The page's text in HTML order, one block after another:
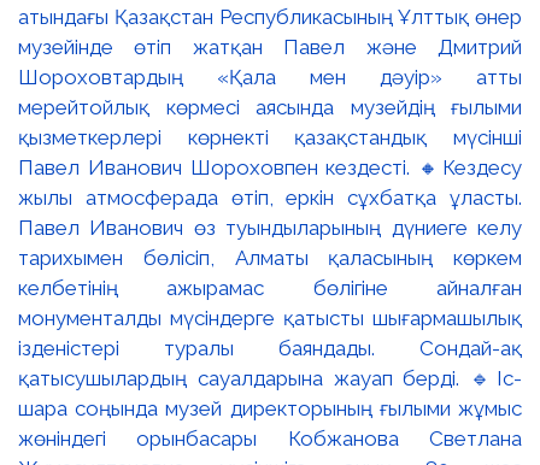
атындағы Қазақстан Республикасының Ұлттық өнер
музейінде өтіп жатқан Павел және Дмитрий
Шороховтардың «Қала мен дәуір» атты
мерейтойлық көрмесі аясында музейдің ғылыми
қызметкерлері көрнекті қазақстандық мүсінші
Павел Иванович Шороховпен кездесті. 🔸Кездесу
жылы атмосферада өтіп, еркін сұхбатқа ұласты.
Павел Иванович өз туындыларының дүниеге келу
тарихымен бөлісіп, Алматы қаласының көркем
келбетінің ажырамас бөлігіне айналған
монументалды мүсіндерге қатысты шығармашылық
ізденістері туралы баяндады. Сондай-ақ
қатысушылардың сауалдарына жауап берді. 🔹Іс-
шара соңында музей директорының ғылыми жұмыс
жөніндегі орынбасары Кобжанова Светлана